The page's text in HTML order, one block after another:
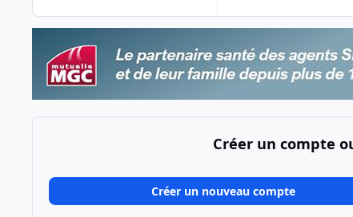
Créer un compte
Créer un nouveau compte